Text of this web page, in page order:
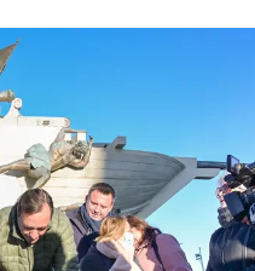
Centro de Reinserción
esta medida, según la
:
con la investigación,